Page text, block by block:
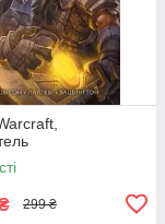
299 ₴